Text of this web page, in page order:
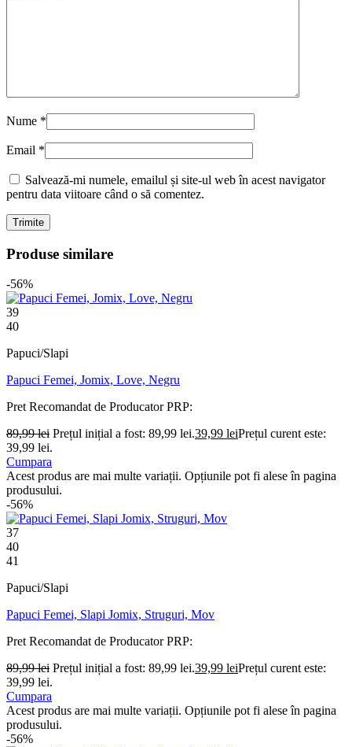
Nume *
Email *
Salvează-mi numele, emailul și site-ul web în acest navigator
pentru data viitoare când o să comentez.
Produse similare
-56%
39
40
Papuci/Slapi
Papuci Femei, Jomix, Love, Negru
Pret Recomandat de ProducatorPRP:
89,99lei Prețul inițial a fost: 89,99 lei.39,99 leiPrețul curent este:
39,99 lei.
Cumpara
Acest produs are mai multe variații. Opțiunile pot fi alese în pagina
produsului.
-56%
37
40
41
Papuci/Slapi
Papuci Femei, Slapi Jomix, Struguri, Mov
Pret Recomandat de ProducatorPRP:
89,99lei Prețul inițial a fost: 89,99 lei.39,99 leiPrețul curent este:
39,99 lei.
Cumpara
Acest produs are mai multe variații. Opțiunile pot fi alese în pagina
produsului.
-56%